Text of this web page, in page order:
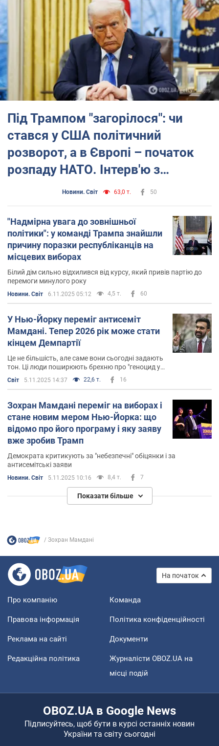
Під Трампом "загорілося": чи
стався у США політичний
розворот, а в Європі – початок
розпаду НАТО. Інтерв'ю з
Безсмертним
Новини. Світ 63,0 т. 50
"Надмірна увага до зовнішньої
політики": у команді Трампа знайшли
причину поразки республіканців на
місцевих виборах
Білий дім сильно відхилився від курсу, який привів партію до
перемоги минулого року
Новини. Світ 6.11.2025 05:12 4,5 т. 60
У Нью-Йорку переміг антисеміт
Мамдані. Тепер 2026 рік може стати
кінцем Демпартії
Це не більшість, але саме вони сьогодні задають
тон. Ці люди поширюють брехню про "геноцид у
Газі", відкрито підтримують диктатора Мадуро,
їх турбують долі іранських аятол
Світ 5.11.2025 14:37 22,6 т. 16
Зохран Мамдані переміг на виборах і
стане новим мером Нью-Йорка: що
відомо про його програму і яку заяву
вже зробив Трамп
Демократа критикують за "небезпечні" обіцянки і за
антисемітські заяви
Новини. Світ 5.11.2025 10:16 8,4 т. 7
Показати більше
Зохран Мамдані
На початок
Про компанію Команда
Правова інформація Політика конфіденційності
Реклама на сайті Документи
Редакційна політика
Журналісти OBOZ.UA на
місці подій
OBOZ.UA в Google News
Підписуйтесь, щоб бути в курсі останніх новин
України та світу сьогодні